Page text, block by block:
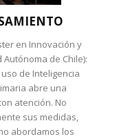
en Innovación y
de Chile):
de Inteligencia
abre una
atención. No
sus medidas,
abordamos los